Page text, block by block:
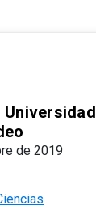
Universidad
de 2019